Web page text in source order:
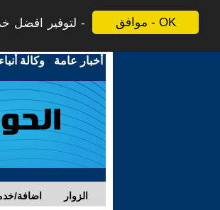
موافق - OK
لتوفير افضل
أخبار عامة -وكالة
اضافة/ الزوار